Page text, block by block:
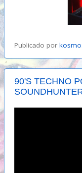
Publicado por
90'S TECHNO